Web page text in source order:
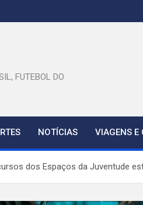
FUTEBOL DO
NOTÍCIAS VIAGENS E
dos Espaços da Juventude